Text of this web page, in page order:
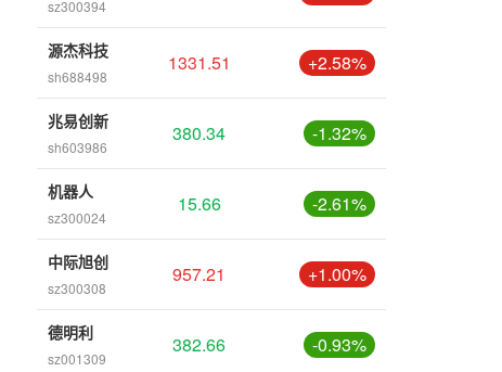
sz300394
源杰科技
sh688498
1331.51 +2.58%
兆易创新
sh603986
380.34 -1.32%
机器人
sz300024
15.66 -2.61%
中际旭创
sz300308
957.21 +1.00%
德明利
sz001309
382.66 -0.93%